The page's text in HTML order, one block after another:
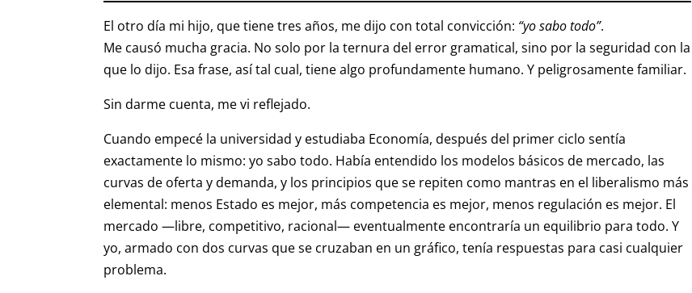
El otro día mi hijo, que tiene tres años, me dijo con total convicción: “yo sabo todo”.
Me causó mucha gracia. No solo por la ternura del error gramatical, sino por la seguridad con la
que lo dijo. Esa frase, así tal cual, tiene algo profundamente humano. Y peligrosamente familiar.
Sin darme cuenta, me vi reflejado.
Cuando empecé la universidad y estudiaba Economía, después del primer ciclo sentía
exactamente lo mismo: yo sabo todo. Había entendido los modelos básicos de mercado, las
curvas de oferta y demanda, y los principios que se repiten como mantras en el liberalismo más
elemental: menos Estado es mejor, más competencia es mejor, menos regulación es mejor. El
mercado —libre, competitivo, racional— eventualmente encontraría un equilibrio para todo. Y
yo, armado con dos curvas que se cruzaban en un gráfico, tenía respuestas para casi cualquier
problema.